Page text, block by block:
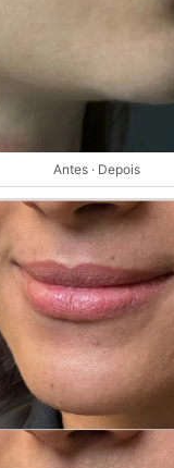
Antes · Depois